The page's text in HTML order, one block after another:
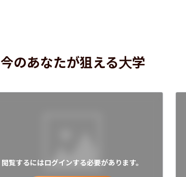
今のあなたが狙える大学
閲覧するにはログインする必要があります。